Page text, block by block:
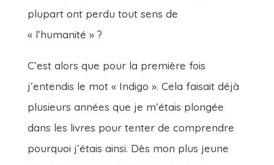
plupart ont perdu tout sens de
« l’humanité » ?
C’est alors que pour la première fois
j’entendis le mot « Indigo ». Cela faisait déjà
plusieurs années que je m’étais plongée
dans les livres pour tenter de comprendre
pourquoi j’étais ainsi. Dès mon plus jeune